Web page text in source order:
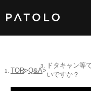
男性TOP
TOP Q&A
ドタキャン等
いですか？